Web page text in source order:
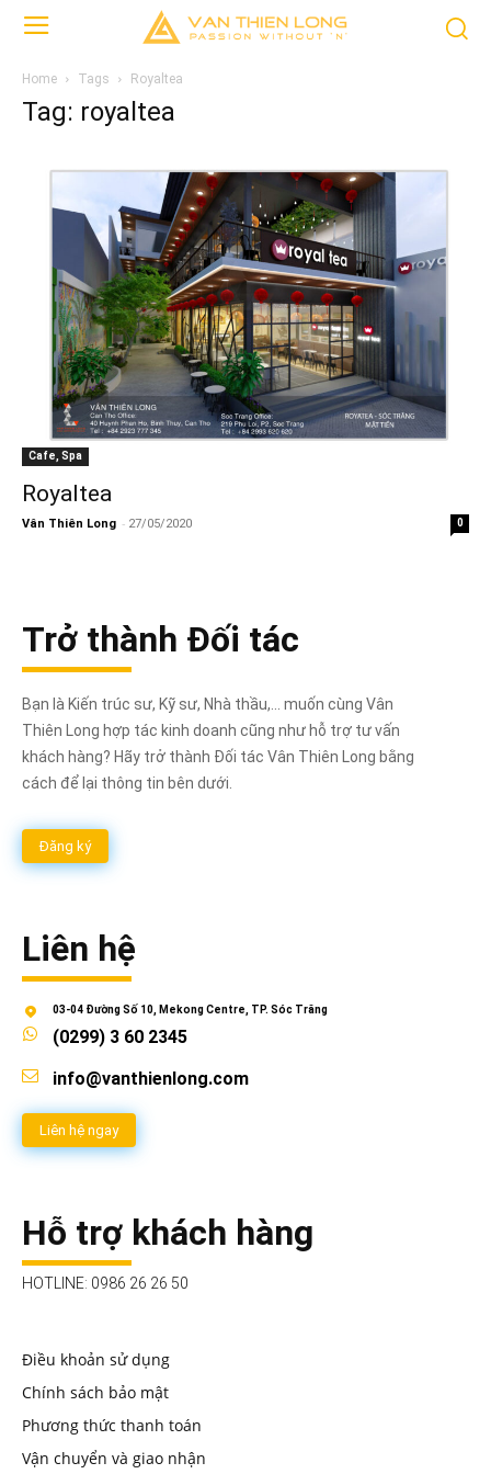
Home Tags Royaltea
Tag: royaltea
Cafe, Spa
Royaltea
Vân Thiên Long - 27/05/2020 0
Trở thành Đối tác
Bạn là Kiến trúc sư, Kỹ sư, Nhà thầu,... muốn cùng Vân
Thiên Long hợp tác kinh doanh cũng như hỗ trợ tư vấn
khách hàng? Hãy trở thành Đối tác Vân Thiên Long bằng
cách để lại thông tin bên dưới.
Đăng ký
Liên hệ
03-04 Đường Số 10, Mekong Centre, TP. Sóc Trăng
(0299) 3 60 2345
info@vanthienlong.com
Liên hệ ngay
Hỗ trợ khách hàng
HOTLINE: 0986 26 26 50
Điều khoản sử dụng
Chính sách bảo mật
Phương thức thanh toán
Vận chuyển và giao nhận